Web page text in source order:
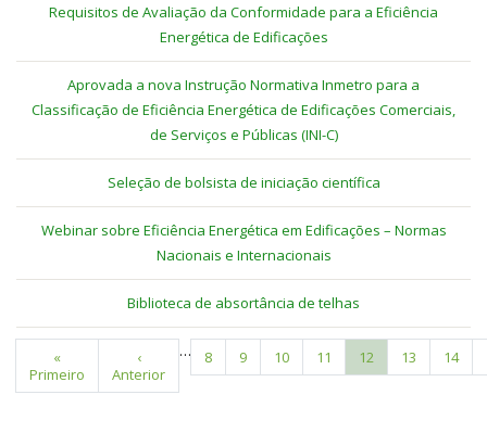
Requisitos de Avaliação da Conformidade para a Eficiência
Energética de Edificações
Aprovada a nova Instrução Normativa Inmetro para a
Classificação de Eficiência Energética de Edificações Comerciais,
de Serviços e Públicas (INI-C)
Seleção de bolsista de iniciação científica
Webinar sobre Eficiência Energética em Edificações – Normas
Nacionais e Internacionais
Biblioteca de absortância de telhas
PaginaçãoPrimeira
página
«
Primeiro
Página
anterior
‹
Anterior
… Page
8 Page
9 Page
10 Page
11
Página
atual
12 Page
13 Page
14